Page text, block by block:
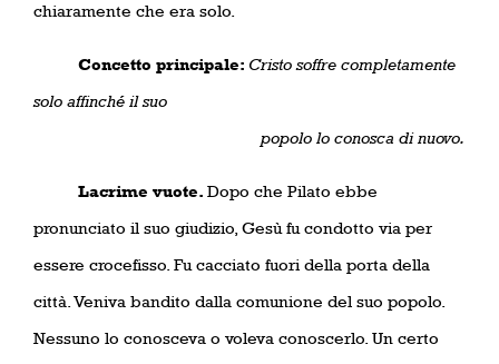
chiaramente che era solo.
Concetto principale: Cristo soffre completamente
solo affinché il suo
popolo lo conosca di nuovo.
Lacrime vuote. Dopo che Pilato ebbe
pronunciato il suo giudizio, Gesù fu condotto via per
essere crocefisso. Fu cacciato fuori della porta della
città. Veniva bandito dalla comunione del suo popolo.
Nessuno lo conosceva o voleva conoscerlo. Un certo